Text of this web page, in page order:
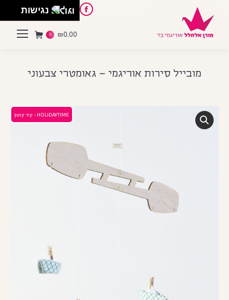
Facebook
Pinterest
Instagram
English
₪0.00
0
מובייל סירות אוריגמי – גאומטרי צבעוני
HOLIDAYTIME - קוד קופון
נגישות